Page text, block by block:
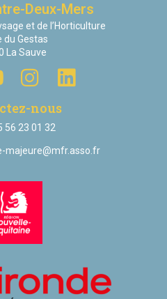
Deux-Mers
et de l’Horticulture
du Gestas
La Sauve
nous
56 23 01 32
majeure@mfr.asso.fr